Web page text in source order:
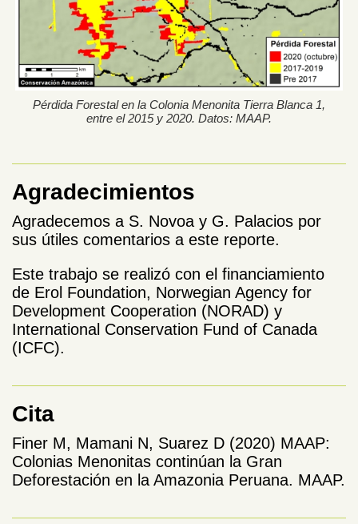
Pérdida Forestal en la Colonia Menonita Tierra Blanca 1,
entre el 2015 y 2020. Datos: MAAP.
Agradecimientos
Agradecemos a S. Novoa y G. Palacios por
sus útiles comentarios a este reporte.
Este trabajo se realizó con el financiamiento
de Erol Foundation, Norwegian Agency for
Development Cooperation (NORAD) y
International Conservation Fund of Canada
(ICFC).
Cita
Finer M, Mamani N, Suarez D (2020) MAAP:
Colonias Menonitas continúan la Gran
Deforestación en la Amazonia Peruana. MAAP.